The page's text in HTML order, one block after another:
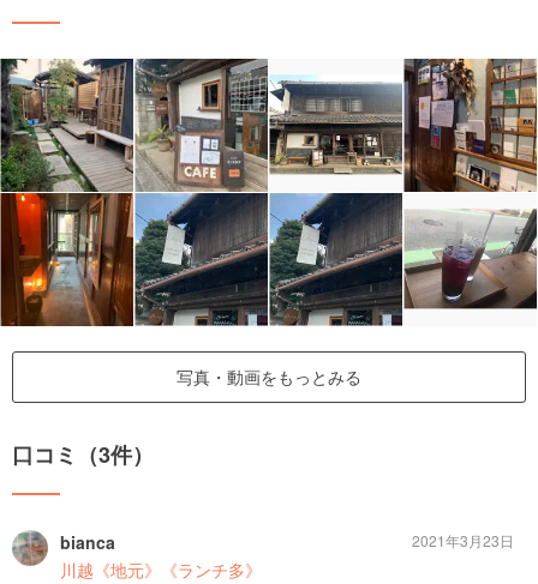
写真・動画をもっとみる
口コミ（3件）
bianca
川越《地元》《ランチ多》
2021年3月23日